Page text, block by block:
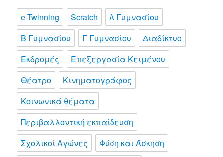
e-Twinning Scratch
Α Γυμνασίου
Β Γυμνασίου
Γ Γυμνασίου
Διαδίκτυο
Εκδρομές
Επεξεργασία Κειμένου
Θέατρο
Κινηματογράφος
Κοινωνικά θέματα
Περιβαλλοντική εκπαίδευση
Σχολικοί Αγώνες
Φύση και Άσκηση